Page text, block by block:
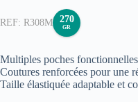
R308M 270
GR
Multiples poches
Coutures renforcées pour une
Taille élastiquée adaptable et